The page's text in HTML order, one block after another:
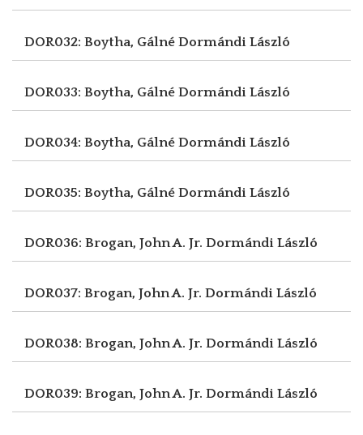
DOR032: Boytha, Gálné Dormándi László
DOR033: Boytha, Gálné Dormándi László
DOR034: Boytha, Gálné Dormándi László
DOR035: Boytha, Gálné Dormándi László
DOR036: Brogan, John A. Jr. Dormándi László
DOR037: Brogan, John A. Jr. Dormándi László
DOR038: Brogan, John A. Jr. Dormándi László
DOR039: Brogan, John A. Jr. Dormándi László